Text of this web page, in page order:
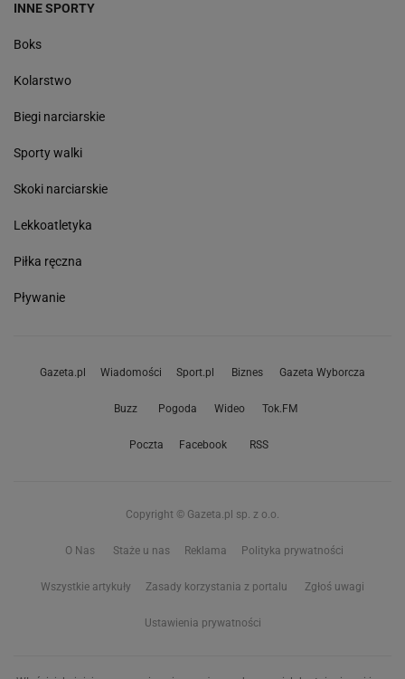
INNE SPORTY
Boks
Kolarstwo
Biegi narciarskie
Sporty walki
Skoki narciarskie
Lekkoatletyka
Piłka ręczna
Pływanie
Gazeta.pl Wiadomości Sport.pl Biznes Gazeta Wyborcza
Buzz Pogoda Wideo Tok.FM
Poczta Facebook RSS
Copyright © Gazeta.pl sp. z o.o.
O Nas Staże u nas Reklama Polityka prywatności
Wszystkie artykuły Zasady korzystania z portalu Zgłoś uwagi
Ustawienia prywatności